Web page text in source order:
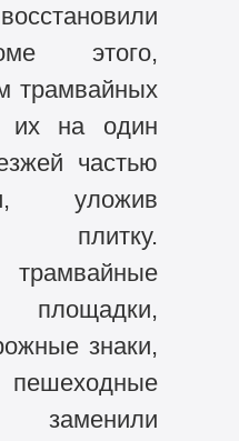
этого,
трамвайных
их на один
частью
уложив
плитку.
знаки,
заменили